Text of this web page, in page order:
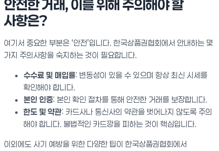
안전한 거래, 이를 위해 주의해야 할
사항은?
여기서 중요한 부분은 ‘안전’입니다. 한국상품권협회에서 안내하는 몇
가지 주의사항을 숙지하는 것이 필요합니다.
수수료 및 매입률: 변동성이 있을 수 있으며 항상 최신 시세를
확인해야 합니다.
본인 인증: 본인 확인 절차를 통해 안전한 거래를 보장합니다.
한도 및 약관: 카드사나 통신사의 약관을 벗어나지 않도록 주의
해야 합니다. 불법적인 카드깡을 피하는 것이 핵심입니다.
이외에도 사기 예방을 위한 다양한 팁이 한국상품권협회에서